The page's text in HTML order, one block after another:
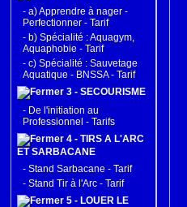
- a) Apprendre à nager -
Perfectionner - Tarif
- b) Spécialité : Aquagym,
Aquaphobie - Tarif
- c) Spécialité : Sauvetage
Aquatique - BNSSA - Tarif
3 - SECOURISME
- De l'initiation au
Professionnel - Tarifs
4 - TIRS A L'ARC
ET SARBACANE
- Stand Sarbacane - Tarif
- Stand Tir à l'Arc - Tarif
5 - LOUER LE